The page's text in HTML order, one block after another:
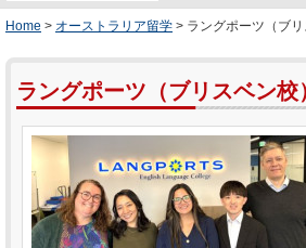
Home > オーストラリア留学 > ラングポーツ（ブリ
ラングポーツ（ブリスベン校